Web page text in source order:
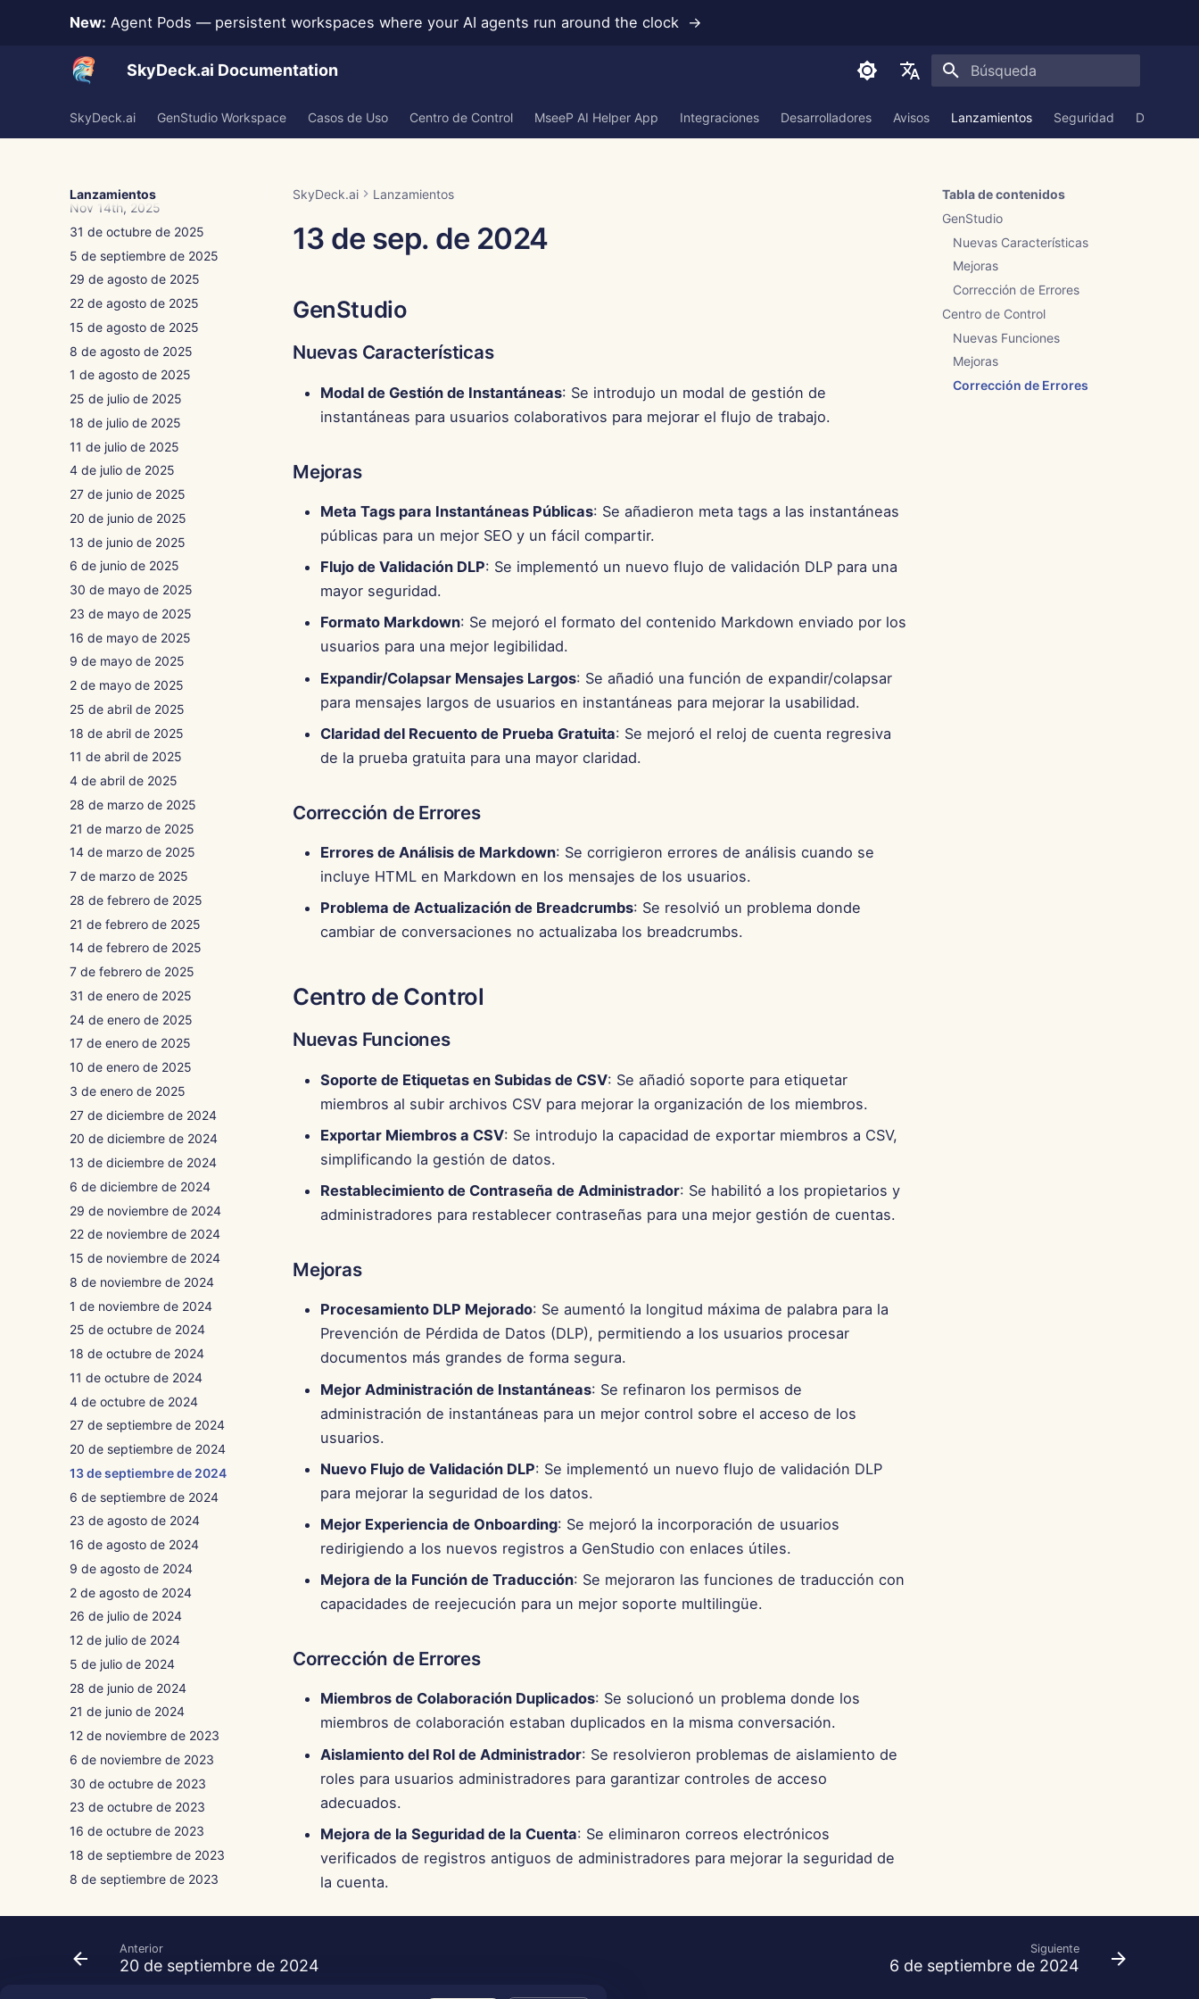
New: Agent Pods — persistent workspaces where your AI agents run around the clock →
SkyDeck.ai Documentation
English
SkyDeck.ai GenStudio Workspace Casos de Uso Centro de Control MseeP AI Helper App Integraciones Desarrolladores Avisos Lanzamientos Seguridad
Lanzamientos
Jan 9th, 2026
Dec 26th, 2025
Dec 19th, 2025
Dec 12th, 2025
Dec 5th, 2025
Nov 14th, 2025
31 de octubre de 2025
5 de septiembre de 2025
29 de agosto de 2025
22 de agosto de 2025
15 de agosto de 2025
8 de agosto de 2025
1 de agosto de 2025
25 de julio de 2025
18 de julio de 2025
11 de julio de 2025
4 de julio de 2025
27 de junio de 2025
20 de junio de 2025
13 de junio de 2025
6 de junio de 2025
30 de mayo de 2025
23 de mayo de 2025
16 de mayo de 2025
9 de mayo de 2025
2 de mayo de 2025
25 de abril de 2025
18 de abril de 2025
11 de abril de 2025
4 de abril de 2025
28 de marzo de 2025
21 de marzo de 2025
14 de marzo de 2025
7 de marzo de 2025
28 de febrero de 2025
21 de febrero de 2025
14 de febrero de 2025
7 de febrero de 2025
31 de enero de 2025
24 de enero de 2025
17 de enero de 2025
10 de enero de 2025
3 de enero de 2025
27 de diciembre de 2024
20 de diciembre de 2024
13 de diciembre de 2024
6 de diciembre de 2024
29 de noviembre de 2024
22 de noviembre de 2024
15 de noviembre de 2024
8 de noviembre de 2024
1 de noviembre de 2024
25 de octubre de 2024
18 de octubre de 2024
11 de octubre de 2024
4 de octubre de 2024
27 de septiembre de 2024
20 de septiembre de 2024
13 de septiembre de 2024
6 de septiembre de 2024
23 de agosto de 2024
16 de agosto de 2024
9 de agosto de 2024
2 de agosto de 2024
26 de julio de 2024
12 de julio de 2024
5 de julio de 2024
28 de junio de 2024
21 de junio de 2024
12 de noviembre de 2023
6 de noviembre de 2023
30 de octubre de 2023
23 de octubre de 2023
16 de octubre de 2023
18 de septiembre de 2023
8 de septiembre de 2023
Tabla de contenidos
GenStudio
Nuevas Características
Mejoras
Corrección de Errores
Centro de Control
Nuevas Funciones
Mejoras
Corrección de Errores
SkyDeck.ai Lanzamientos
13 de sep. de 2024
GenStudio
Nuevas Características
Modal de Gestión de Instantáneas: Se introdujo un modal de gestión de
instantáneas para usuarios colaborativos para mejorar el flujo de trabajo.
Mejoras
Meta Tags para Instantáneas Públicas: Se añadieron meta tags a las instantáneas
públicas para un mejor SEO y un fácil compartir.
Flujo de Validación DLP: Se implementó un nuevo flujo de validación DLP para una
mayor seguridad.
Formato Markdown: Se mejoró el formato del contenido Markdown enviado por los
usuarios para una mejor legibilidad.
Expandir/Colapsar Mensajes Largos: Se añadió una función de expandir/colapsar
para mensajes largos de usuarios en instantáneas para mejorar la usabilidad.
Claridad del Recuento de Prueba Gratuita: Se mejoró el reloj de cuenta regresiva
de la prueba gratuita para una mayor claridad.
Corrección de Errores
Errores de Análisis de Markdown: Se corrigieron errores de análisis cuando se
incluye HTML en Markdown en los mensajes de los usuarios.
Problema de Actualización de Breadcrumbs: Se resolvió un problema donde
cambiar de conversaciones no actualizaba los breadcrumbs.
Centro de Control
Nuevas Funciones
Soporte de Etiquetas en Subidas de CSV: Se añadió soporte para etiquetar
miembros al subir archivos CSV para mejorar la organización de los miembros.
Exportar Miembros a CSV: Se introdujo la capacidad de exportar miembros a CSV,
simplificando la gestión de datos.
Restablecimiento de Contraseña de Administrador: Se habilitó a los propietarios y
administradores para restablecer contraseñas para una mejor gestión de cuentas.
Mejoras
Procesamiento DLP Mejorado: Se aumentó la longitud máxima de palabra para la
Prevención de Pérdida de Datos (DLP), permitiendo a los usuarios procesar
documentos más grandes de forma segura.
Mejor Administración de Instantáneas: Se refinaron los permisos de
administración de instantáneas para un mejor control sobre el acceso de los
usuarios.
Nuevo Flujo de Validación DLP: Se implementó un nuevo flujo de validación DLP
para mejorar la seguridad de los datos.
Mejor Experiencia de Onboarding: Se mejoró la incorporación de usuarios
redirigiendo a los nuevos registros a GenStudio con enlaces útiles.
Mejora de la Función de Traducción: Se mejoraron las funciones de traducción con
capacidades de reejecución para un mejor soporte multilingüe.
Corrección de Errores
Miembros de Colaboración Duplicados: Se solucionó un problema donde los
miembros de colaboración estaban duplicados en la misma conversación.
Aislamiento del Rol de Administrador: Se resolvieron problemas de aislamiento de
roles para usuarios administradores para garantizar controles de acceso
adecuados.
Mejora de la Seguridad de la Cuenta: Se eliminaron correos electrónicos
verificados de registros antiguos de administradores para mejorar la seguridad de
la cuenta.
Anterior
20 de septiembre de 2024
Siguiente
6 de septiembre de 2024